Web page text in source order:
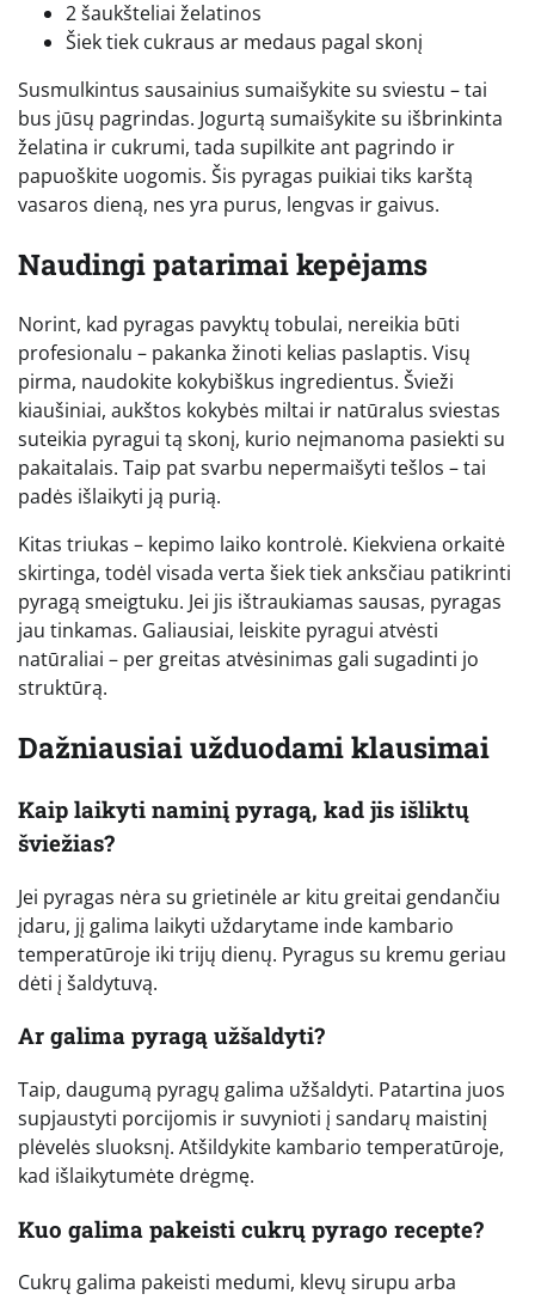
2 šaukšteliai želatinos
Šiek tiek cukraus ar medaus pagal skonį
Susmulkintus sausainius sumaišykite su sviestu – tai
bus jūsų pagrindas. Jogurtą sumaišykite su išbrinkinta
želatina ir cukrumi, tada supilkite ant pagrindo ir
papuoškite uogomis. Šis pyragas puikiai tiks karštą
vasaros dieną, nes yra purus, lengvas ir gaivus.
Naudingi patarimai kepėjams
Norint, kad pyragas pavyktų tobulai, nereikia būti
profesionalu – pakanka žinoti kelias paslaptis. Visų
pirma, naudokite kokybiškus ingredientus. Švieži
kiaušiniai, aukštos kokybės miltai ir natūralus sviestas
suteikia pyragui tą skonį, kurio neįmanoma pasiekti su
pakaitalais. Taip pat svarbu nepermaišyti tešlos – tai
padės išlaikyti ją purią.
Kitas triukas – kepimo laiko kontrolė. Kiekviena orkaitė
skirtinga, todėl visada verta šiek tiek anksčiau patikrinti
pyragą smeigtuku. Jei jis ištraukiamas sausas, pyragas
jau tinkamas. Galiausiai, leiskite pyragui atvėsti
natūraliai – per greitas atvėsinimas gali sugadinti jo
struktūrą.
Dažniausiai užduodami klausimai
Kaip laikyti naminį pyragą, kad jis išliktų
šviežias?
Jei pyragas nėra su grietinėle ar kitu greitai gendančiu
įdaru, jį galima laikyti uždarytame inde kambario
temperatūroje iki trijų dienų. Pyragus su kremu geriau
dėti į šaldytuvą.
Ar galima pyragą užšaldyti?
Taip, daugumą pyragų galima užšaldyti. Patartina juos
supjaustyti porcijomis ir suvynioti į sandarų maistinį
plėvelės sluoksnį. Atšildykite kambario temperatūroje,
kad išlaikytumėte drėgmę.
Kuo galima pakeisti cukrų pyrago recepte?
Cukrų galima pakeisti medumi, klevų sirupu arba